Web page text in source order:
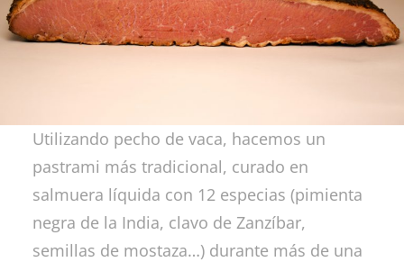
Utilizando pecho de vaca, hacemos un
pastrami más tradicional, curado en
salmuera líquida con 12 especias (pimienta
negra de la India, clavo de Zanzíbar,
semillas de mostaza…) durante más de una